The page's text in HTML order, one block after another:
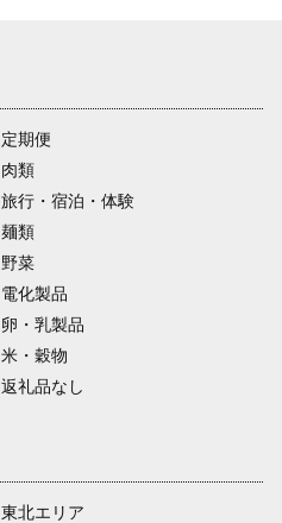
定期便
肉類
旅行・宿泊・体験
麺類
野菜
電化製品
卵・乳製品
米・穀物
返礼品なし
東北エリア